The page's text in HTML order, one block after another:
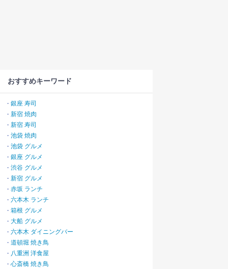
おすすめキーワード
・ 銀座 寿司
・ 新宿 焼肉
・ 新宿 寿司
・ 池袋 焼肉
・ 池袋 グルメ
・ 銀座 グルメ
・ 渋谷 グルメ
・ 新宿 グルメ
・ 赤坂 ランチ
・ 六本木 ランチ
・ 箱根 グルメ
・ 大船 グルメ
・ 六本木 ダイニングバー
・ 道頓堀 焼き鳥
・ 八重洲 洋食屋
・ 心斎橋 焼き鳥